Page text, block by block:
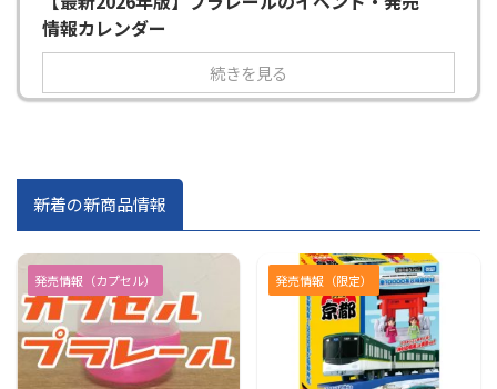
情報カレンダー
続きを見る
新着の新商品情報
発売情報（カプセル） 発売情報（限定）